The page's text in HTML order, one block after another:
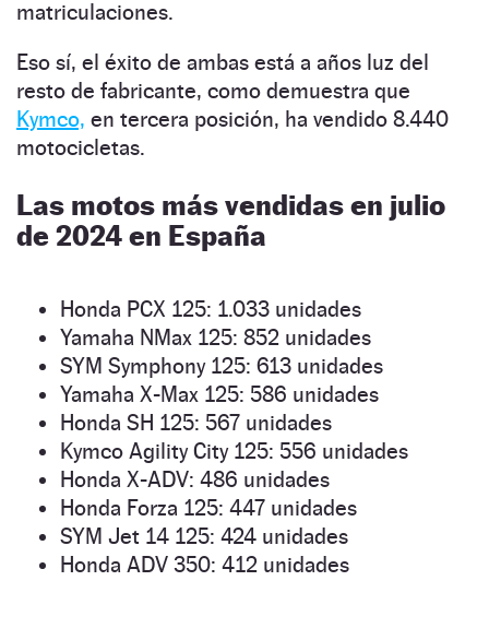
matriculaciones.
Eso sí, el éxito de ambas está a años luz del
resto de fabricante, como demuestra que
Kymco, en tercera posición, ha vendido 8.440
motocicletas.
Las motos más vendidas en julio
de 2024 en España
Honda PCX 125: 1.033 unidades
Yamaha NMax 125: 852 unidades
SYM Symphony 125: 613 unidades
Yamaha X-Max 125: 586 unidades
Honda SH 125: 567 unidades
Kymco Agility City 125: 556 unidades
Honda X-ADV: 486 unidades
Honda Forza 125: 447 unidades
SYM Jet 14 125: 424 unidades
Honda ADV 350: 412 unidades